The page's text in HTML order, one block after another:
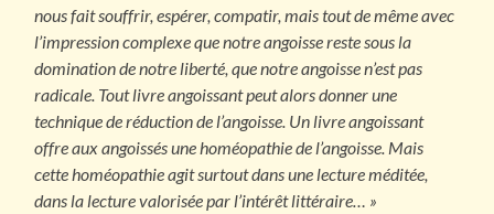
nous fait souffrir, espérer, compatir, mais tout de même avec
l’impression complexe que notre angoisse reste sous la
domination de notre liberté, que notre angoisse n’est pas
radicale. Tout livre angoissant peut alors donner une
technique de réduction de l’angoisse. Un livre angoissant
offre aux angoissés une homéopathie de l’angoisse. Mais
cette homéopathie agit surtout dans une lecture méditée,
dans la lecture valorisée par l’intérêt littéraire… »